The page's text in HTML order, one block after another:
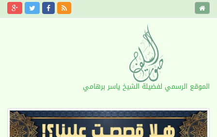
الموقع الرسمي لفضيلة الشيخ ياسر برهامي